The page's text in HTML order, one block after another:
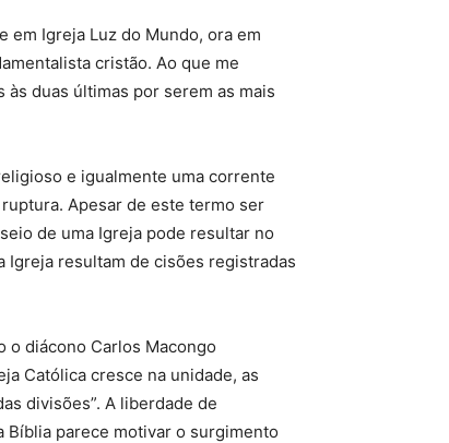
em Igreja Luz do Mundo, ora em
cristão. Ao que me
duas últimas por serem as mais
e igualmente uma corrente
Apesar de este termo ser
de uma Igreja pode resultar no
Igreja resultam de cisões registradas
o diácono Carlos Macongo
Católica cresce na unidade, as
divisões”. A liberdade de
parece motivar o surgimento